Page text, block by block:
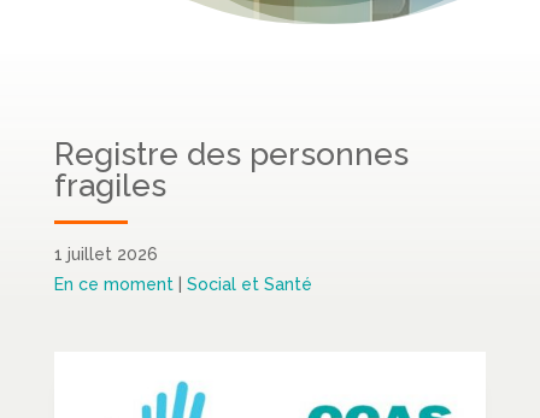
Registre des personnes
fragiles
1 juillet 2026
En ce moment| Social et Santé